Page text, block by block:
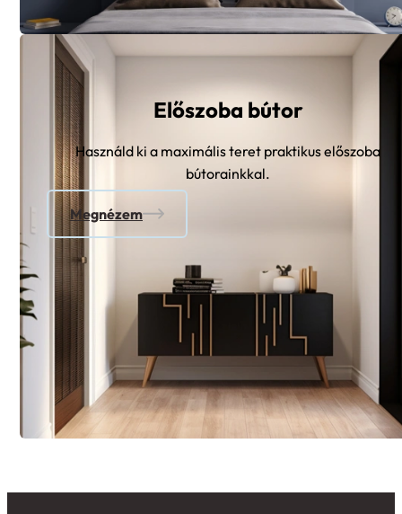
Előszoba bútor
Használd ki a maximális teret praktikus előszoba
bútorainkkal.
Megnézem